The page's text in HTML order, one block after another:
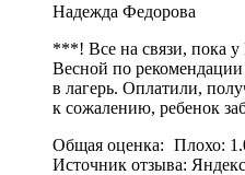
Надежда Федорова
***! Все на связи, пока у
Весной по
в лагерь. Оплатили,
к сожалению, ребенок
Общая оценка: Плохо:
Источник отзыва: